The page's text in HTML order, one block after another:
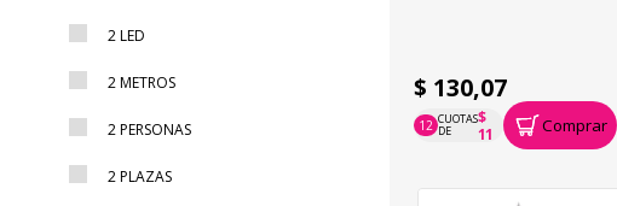
$ 130,07
12 CUOTAS
DE
$
11
P.T.F. $ 130 Comprar
2 LED
2 METROS
2 PERSONAS
2 PLAZAS